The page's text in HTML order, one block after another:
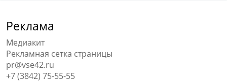
Реклама
Медиакит
Рекламная сетка страницы
pr@vse42.ru
+7 (3842) 75-55-55